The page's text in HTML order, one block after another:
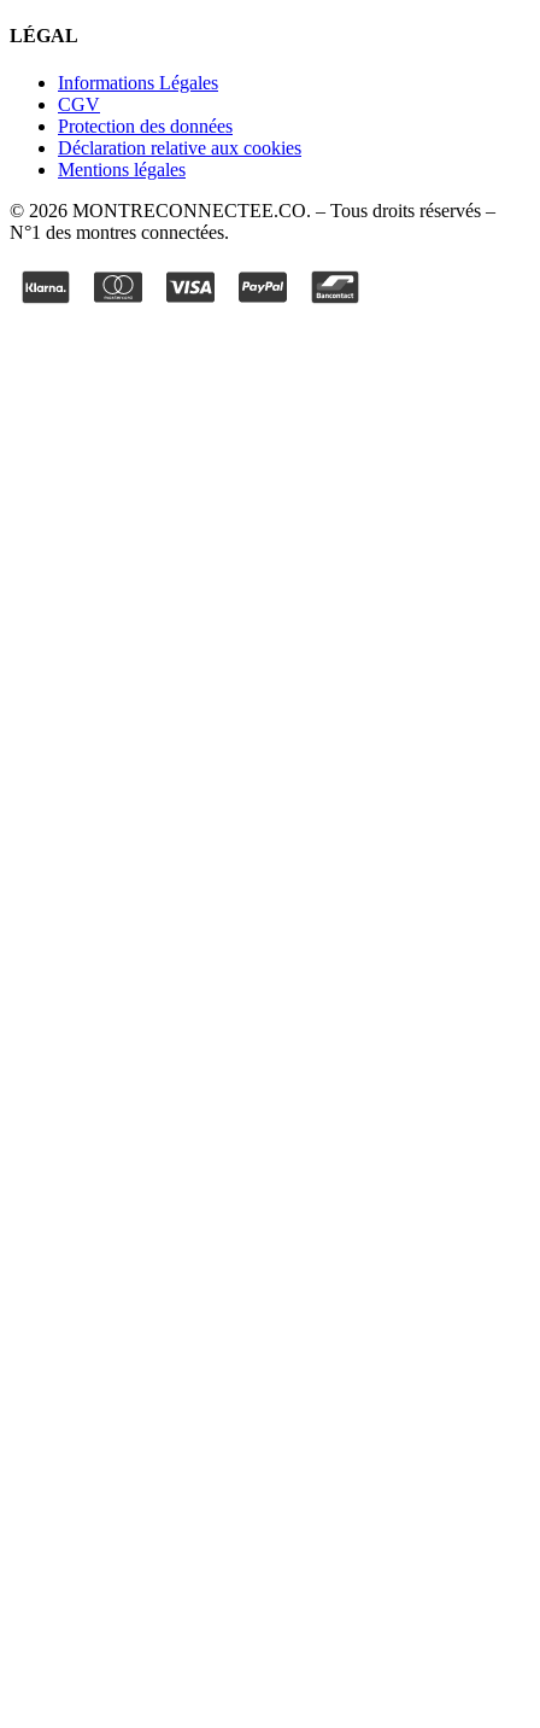
LÉGAL
Informations Légales
CGV
Protection des données
Déclaration relative aux cookies
Mentions légales
© 2026 MONTRECONNECTEE.CO. – Tous droits réservés –
N°1 des montres connectées.